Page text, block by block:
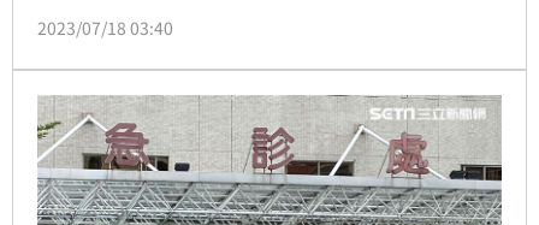
7/11)之每日平均新增190例下降19.5%；上週( 7/9-
日死亡平均數33例略升9%；新增死亡個案中94%為60
歲以上。（記者：簡浩正）
2023/07/18 03:40